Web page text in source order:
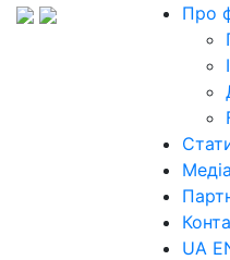
Про
UA